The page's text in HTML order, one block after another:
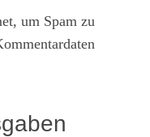
um Spam zu